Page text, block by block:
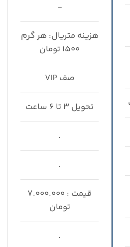
-
هزینه متریال: هر گرم
۱۵۰۰ تومان
صف VIP
تحویل ۳ تا ۶ ساعت
.
.
قیمت : ۷.۰۰۰.۰۰۰
تومان
.